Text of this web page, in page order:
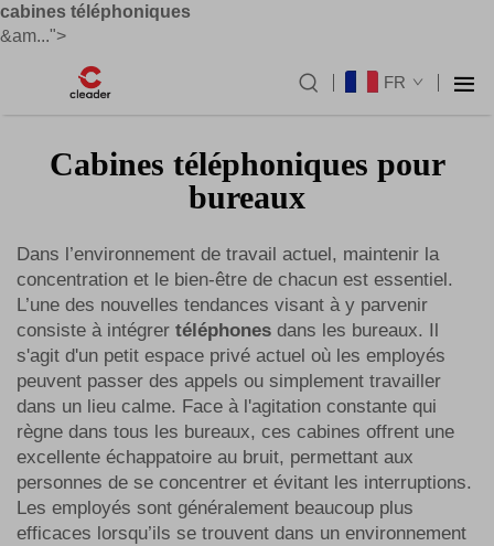
cabines téléphoniques
&am...">
FR
Cabines téléphoniques pour
bureaux
Dans l’environnement de travail actuel, maintenir la
concentration et le bien-être de chacun est essentiel.
L’une des nouvelles tendances visant à y parvenir
consiste à intégrer téléphones dans les bureaux. Il
s'agit d'un petit espace privé actuel où les employés
peuvent passer des appels ou simplement travailler
dans un lieu calme. Face à l'agitation constante qui
règne dans tous les bureaux, ces cabines offrent une
excellente échappatoire au bruit, permettant aux
personnes de se concentrer et évitant les interruptions.
Les employés sont généralement beaucoup plus
efficaces lorsqu’ils se trouvent dans un environnement